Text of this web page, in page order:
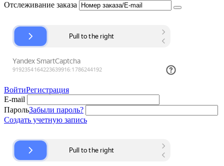
Отслеживание заказа
ВойтиРегистрация
E-mail
ПарольЗабыли пароль?
Создать учетную запись